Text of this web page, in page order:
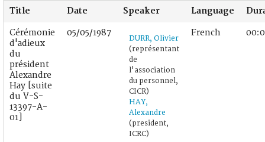
Title Date Speaker Language
Cérémonie
d'adieux
du
président
Alexandre
Hay [suite
du V-S-
13397-A-
01]
05/05/1987
DURR, Olivier
(représentant
de
l'association
du personnel,
CICR)
HAY,
Alexandre
(president,
ICRC)
French